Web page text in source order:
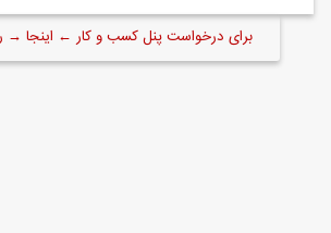
برای درخواست پنل کسب و کار ← اینجا →